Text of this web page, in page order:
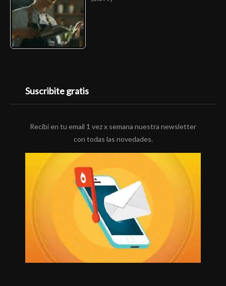
Suscribite gratis
Recibí en tu email 1 vez x semana nuestra newsletter
con todas las novedades.